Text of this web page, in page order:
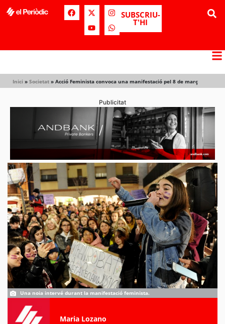
SUBSCRIU-
T'HI
Inici » Societat » Acció Feminista convoca una manifestació pel 8 de març
Publicitat
Una noia intervé durant la manifestació feminista.
Maria Lozano